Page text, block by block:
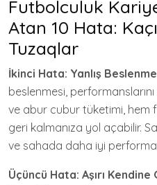
Futbolculuk
Atan 10 Hata:
Tuzaqlar
İkinci Hata: Yanlış Beslenme
beslenmesi,
ve abur cubur tüketimi, hem
geri kalmanıza yol açabilir.
ve sahada daha iyi
Üçüncü Hata: Aşırı Kendine